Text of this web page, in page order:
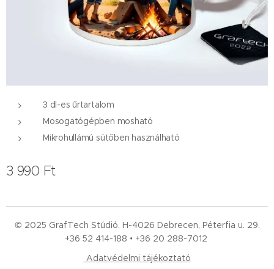
3 dl-es űrtartalom
Mosogatógépben mosható
Mikrohullámú sütőben használható
3 990 Ft
© 2025 GrafTech Stúdió, H-4026 Debrecen, Péterfia u. 29.
+36 52 414-188 • +36 20 288-7012
Adatvédelmi tájékoztató